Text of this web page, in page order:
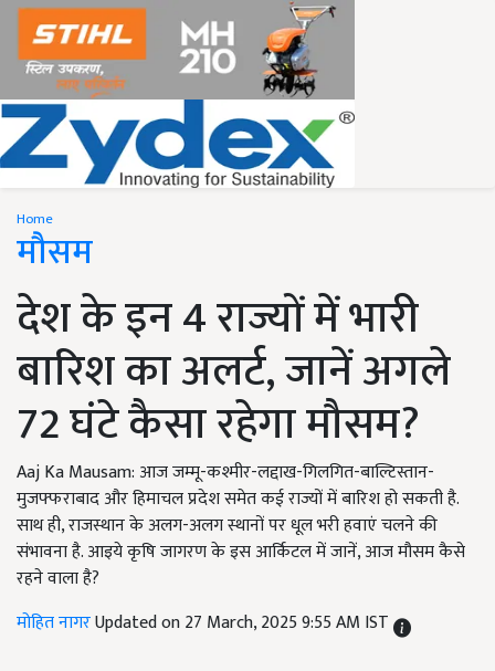
Home
मौसम
देश के इन 4 राज्यों में भारी
बारिश का अलर्ट, जानें अगले
72 घंटे कैसा रहेगा मौसम?
Aaj Ka Mausam: आज जम्मू-कश्मीर-लद्दाख-गिलगित-बाल्टिस्तान-
मुजफ्फराबाद और हिमाचल प्रदेश समेत कई राज्यों में बारिश हो सकती है.
साथ ही, राजस्थान के अलग-अलग स्थानों पर धूल भरी हवाएं चलने की
संभावना है. आइये कृषि जागरण के इस आर्किटल में जानें, आज मौसम कैसे
रहने वाला है?
मोहित नागरUpdated on 27 March, 2025 9:55 AM IST